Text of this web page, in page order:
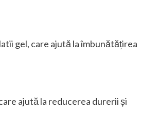
gel, care ajută la îmbunătățirea
ajută la reducerea durerii și